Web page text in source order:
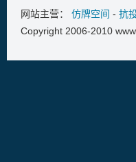
网站主营： 仿牌空间 - 抗
Copyright 2006-2010